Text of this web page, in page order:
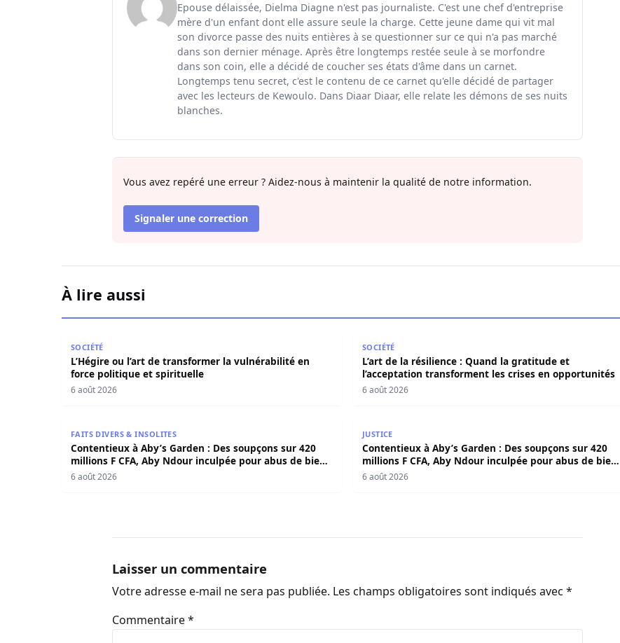
Epouse délaissée, Dielma Diagne n'est pas journaliste. C'est une chef d'entreprise
mère d'un enfant dont elle assure seule la charge. Cette jeune dame qui vit mal
son divorce passe des nuits entières à se questionner sur ce qui n'a pas marché
dans son dernier ménage. Après être longtemps restée seule à se morfondre
dans son coin, elle a décidé de coucher ses états d'âme dans un carnet.
Longtemps tenu secret, c'est le contenu de ce carnet qu'elle décidé de partager
avec les lecteurs de Kewoulo. Dans Diaar Diaar, elle relate les démons de ses nuits
blanches.
Vous avez repéré une erreur ? Aidez-nous à maintenir la qualité de notre information.
Signaler une correction
À lire aussi
SOCIÉTÉ
L’Hégire ou l’art de transformer la vulnérabilité en
force politique et spirituelle
6 août 2026
SOCIÉTÉ
L’art de la résilience : Quand la gratitude et
l’acceptation transforment les crises en opportunités
6 août 2026
FAITS DIVERS & INSOLITES
Contentieux à Aby’s Garden : Des soupçons sur 420
millions F CFA, Aby Ndour inculpée pour abus de biens
sociaux
6 août 2026
JUSTICE
Contentieux à Aby’s Garden : Des soupçons sur 420
millions F CFA, Aby Ndour inculpée pour abus de biens
sociaux
6 août 2026
Laisser un commentaire
Votre adresse e-mail ne sera pas publiée. Les champs obligatoires sont indiqués avec *
Commentaire*